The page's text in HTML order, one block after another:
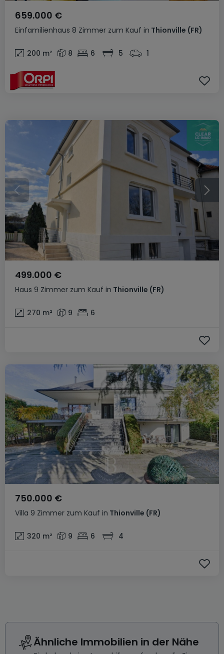
Einfamilienhaus 8 Zimmer zum Kauf in Thionville (FR)
659.000 €
200 m² 8 6 5 1
Haus 9 Zimmer zum Kauf in Thionville (FR)
499.000 €
270 m² 9 6
Villa 9 Zimmer zum Kauf in Thionville (FR)
750.000 €
320 m² 9 6 4
Ähnliche Immobilien in der Nähe